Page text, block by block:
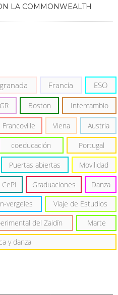
LA COMMONWEALTH
granada Francia ESO
Boston Intercambio
Francoville Viena Austria
coeducación Portugal
Puertas abiertas Movilidad
CePI Graduaciones Danza
vergeles Viaje de Estudios
del Zaidín Marte
y danza